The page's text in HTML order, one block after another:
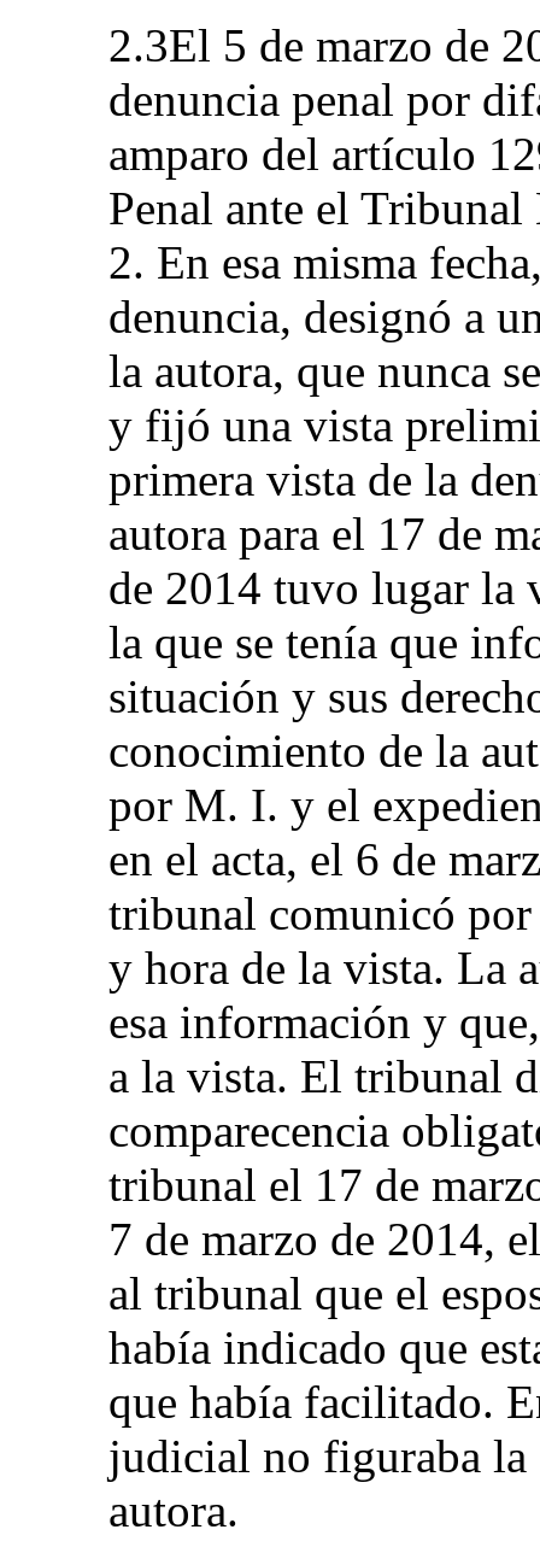
2.3El 5 de marzo de
denuncia penal por
amparo del artículo
Penal ante el
2. En esa misma
denuncia, designó a
la autora, que nunca
y fijó una vista
primera vista de la
autora para el 17 de
de 2014 tuvo lugar la
la que se tenía que
situación y sus
conocimiento de la
por M. I. y el
en el acta, el 6 de
tribunal comunicó
y hora de la vista. La
esa información y
a la vista. El tribunal
comparecencia
tribunal el 17 de
7 de marzo de 2014,
al tribunal que el
había indicado que
que había facilitado.
judicial no figuraba
autora.